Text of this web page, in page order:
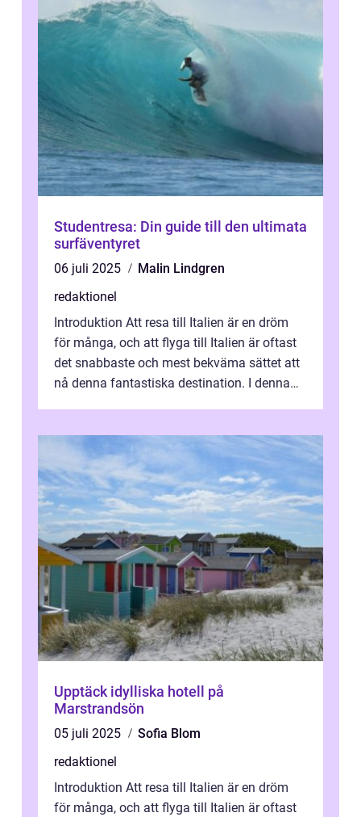
Studentresa: Din guide till den ultimata
surfäventyret
06 juli 2025
Malin Lindgren
redaktionel
Introduktion Att resa till Italien är en dröm
för många, och att flyga till Italien är oftast
det snabbaste och mest bekväma sättet att
nå denna fantastiska destination. I denna
Upptäck idylliska hotell på
Marstrandsön
05 juli 2025
Sofia Blom
redaktionel
Introduktion Att resa till Italien är en dröm
för många, och att flyga till Italien är oftast